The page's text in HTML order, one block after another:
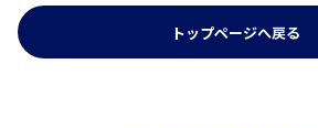
トップページへ戻る